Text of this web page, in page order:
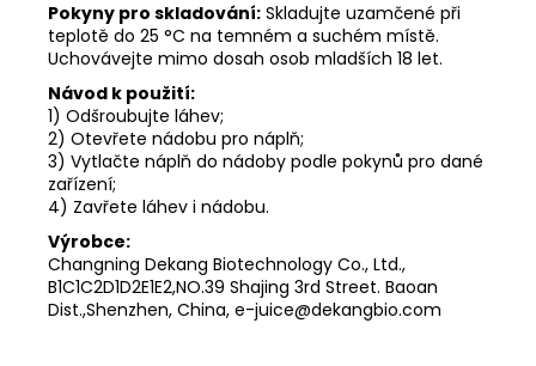
Pokyny pro skladování: Skladujte uzamčené při
teplotě do 25 °C na temném a suchém místě.
Uchovávejte mimo dosah osob mladších 18 let.
Návod k použití:
1) Odšroubujte láhev;
2) Otevřete nádobu pro náplň;
3) Vytlačte náplň do nádoby podle pokynů pro dané
zařízení;
4) Zavřete láhev i nádobu.
Výrobce:
Changning Dekang Biotechnology Co., Ltd.,
B1C1C2D1D2E1E2,NO.39 Shajing 3rd Street. Baoan
Dist.,Shenzhen, China, e-juice@dekangbio.com